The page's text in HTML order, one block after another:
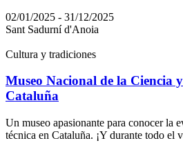
02/01/2025 - 31/12/2025
Sant Sadurní d'Anoia
Cultura y tradiciones
Museo Nacional de la Ciencia
Cataluña
Un museo apasionante para conocer la
técnica en Cataluña. ¡Y durante todo el